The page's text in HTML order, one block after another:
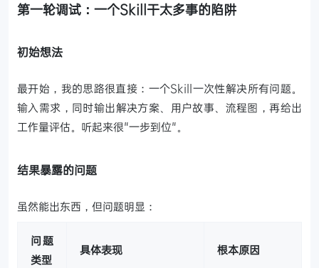
第一轮调试：一个Skill干太多事的陷阱
初始想法
最开始，我的思路很直接：一个Skill一次性解决所有问题。
输入需求，同时输出解决方案、用户故事、流程图，再给出
工作量评估。听起来很"一步到位"。
结果暴露的问题
虽然能出东西，但问题明显：
问题
类型
具体表现 根本原因